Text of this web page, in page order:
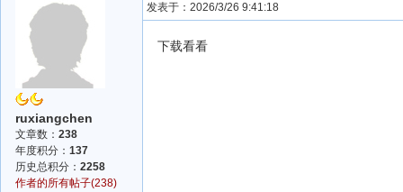
ruxiangchen
文章数： 238
年度积分： 137
历史总积分： 2258
作者的所有帖子(238)
发表于：2026/3/26 9:41:18
下载看看